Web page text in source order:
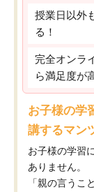
授業日以外
る！
完全オンラ
ら満足度が
お子様の学
講するマン
お子様の学習
ありません。
「親の言うこ